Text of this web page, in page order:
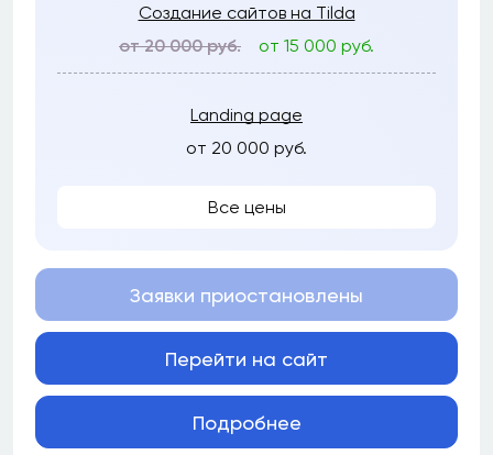
Создание сайтов на Tilda
от 20 000 руб.
от 15 000 руб.
Landing page
от 20 000 руб.
Все цены
Заявки приостановлены
Перейти на сайт
Подробнее